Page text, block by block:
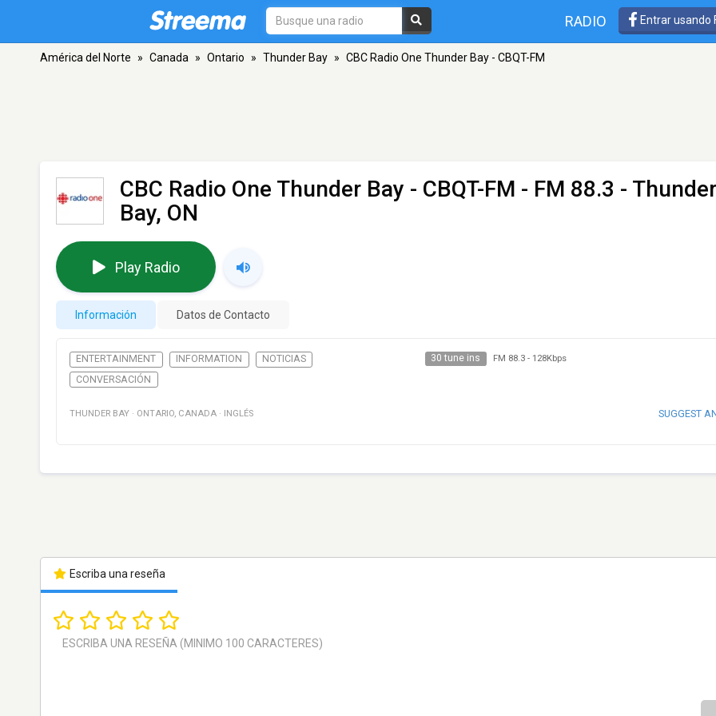
RADIO Entrar usando
América del Norte » Canada » Ontario » Thunder Bay » CBC Radio One Thunder Bay - CBQT-FM
CBC Radio One Thunder Bay - CBQT-FM - FM 88.3 - Thunder
Bay, ON
Play Radio
Información Datos de Contacto
ENTERTAINMENT INFORMATION
NOTICIAS
CONVERSACIÓN
30 tune ins FM 88.3- 128Kbps
THUNDER BAY · ONTARIO, CANADA · INGLÉS SUGGEST
Escriba una reseña